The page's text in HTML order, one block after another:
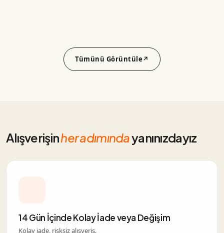
Tümünü Görüntüle↗
Alışverişinher adımındayanınızdayız
14 Gün İçinde Kolay İade veya Değişim
Kolay iade, risksiz alışveriş.